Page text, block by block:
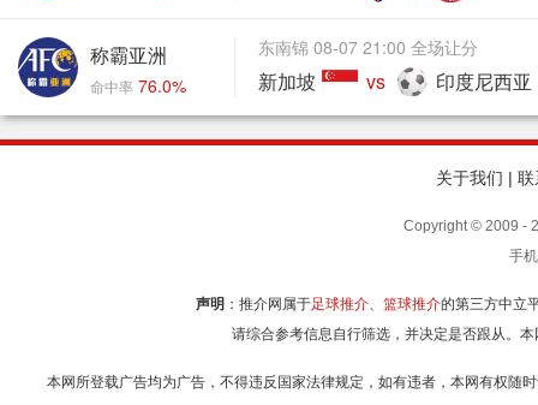
称霸亚洲
命中率 76.0%
东南锦 08-07 21:00 全场让分
新加坡 vs 印度尼西亚
关于我们 | 联
Copyright © 2009 -
手
声明 ：推介网属于足球推介、 篮球推介的第三方中立
请综合参考信息自行筛选，并决定是否跟从。
本网所登载广告均为广告，不得违反国家法律规定，如有违者，本网有权随